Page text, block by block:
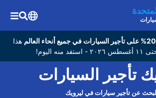
هذا
اليوم!
تأجير السيارات
عن تأجير سيارات في ليرويك